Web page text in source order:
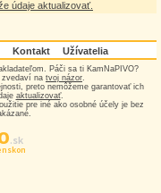
údaje aktualizovať.
Kontakt Užívatelia
Páči sa ti KamNaPIVO?
zvedaví na tvoj názor.
preto nemôžeme garantovať ich
aktualizovať.
pre iné ako osobné účely je bez
.sk